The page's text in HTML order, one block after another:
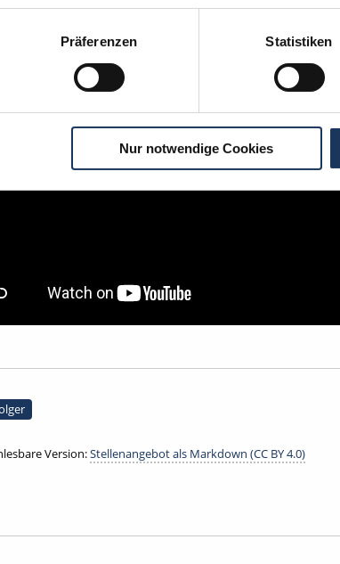
Präferenzen Statistiken
Nur notwendige Cookies
Version:Stellenangebot als Markdown (CC BY 4.0)